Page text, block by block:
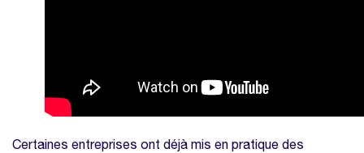
Certaines entreprises ont déjà mis en pratique des